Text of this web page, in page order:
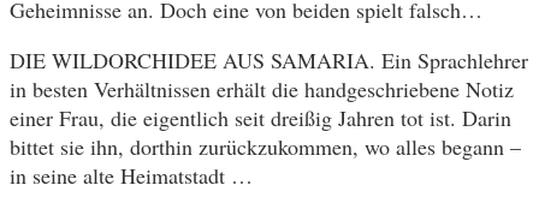
Geheimnisse an. Doch eine von beiden spielt falsch…
DIE WILDORCHIDEE AUS SAMARIA. Ein Sprachlehrer
in besten Verhältnissen erhält die handgeschriebene Notiz
einer Frau, die eigentlich seit dreißig Jahren tot ist. Darin
bittet sie ihn, dorthin zurückzukommen, wo alles begann –
in seine alte Heimatstadt …